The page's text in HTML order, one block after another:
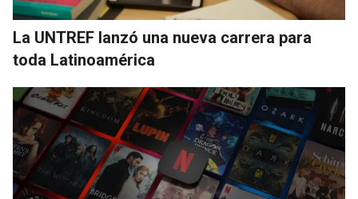
La UNTREF lanzó una nueva carrera para
toda Latinoamérica